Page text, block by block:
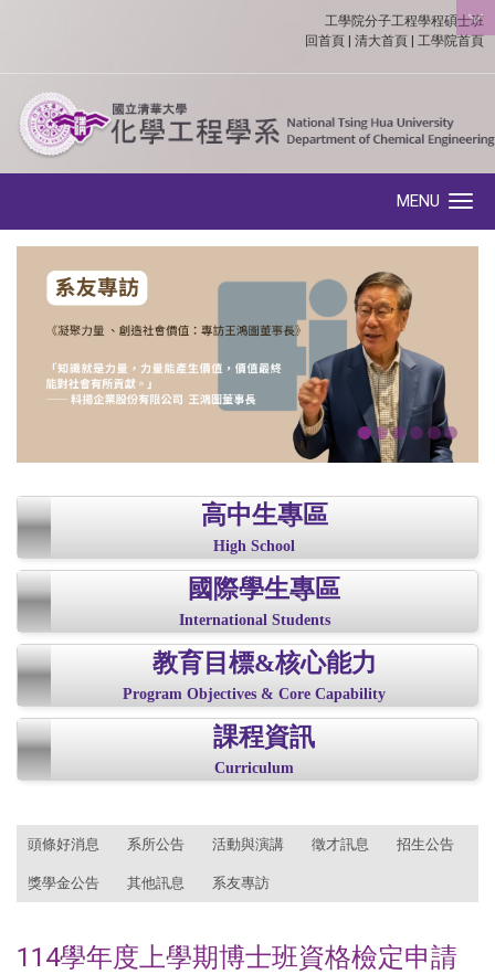
:::
工學院分子工程學程碩士班
回首頁
清大首頁 工學院首頁
MENU
高中生專區
High School
國際學生專區
International Students
教育目標&核心能力
Program Objectives & Core Capability
課程資訊
Curriculum
頭條好消息 系所公告 活動與演講 徵才訊息 招生公告
獎學金公告 其他訊息 系友專訪
114學年度上學期博士班資格檢定申請